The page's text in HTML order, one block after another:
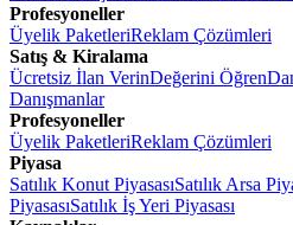
Profesyoneller
Üyelik PaketleriReklam Çözümleri
Satış & Kiralama
Ücretsiz İlan VerinDeğerini Öğren
Danışmanlar
Profesyoneller
Üyelik PaketleriReklam Çözümleri
Piyasa
Satılık Konut PiyasasıSatılık Arsa
PiyasasıSatılık İş Yeri Piyasası